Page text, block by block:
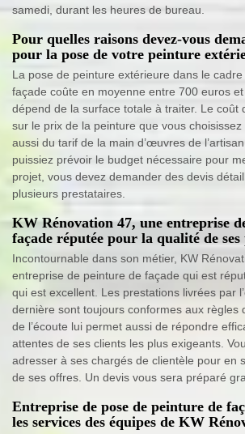
samedi, durant les heures de bureau.
Pour quelles raisons devez-vous
pour la pose de votre peinture
La pose de peinture extérieure dans le cadre
façade coûte en moyenne entre 700 euros
dépend de la surface totale à traiter. Le coût
sur le prix de la peinture que vous choisissez
aussi du tarif de la main d’œuvres de
puissiez prévoir le budget nécessaire pour
projet, vous devez demander des devis
plusieurs prestataires.
KW Rénovation 47, une entreprise
façade réputée pour la qualité de
Incontournable dans son métier, KW
entreprise de peinture de façade qui est
qui est excellent. Les prestations livrées par
dernière sont toujours conformes aux règles
de l’écoute lui permet aussi de répondre
attentes de ses clients les plus exigeants.
adresser à ses chargés de clientèle pour en
de ses offres. Un devis vous sera préparé
Entreprise de pose de peinture de
les services des équipes de KW